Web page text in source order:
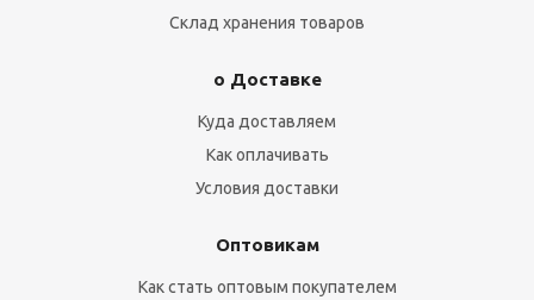
Склад хранения товаров
о Доставке
Куда доставляем
Как оплачивать
Условия доставки
Оптовикам
Как стать оптовым покупателем